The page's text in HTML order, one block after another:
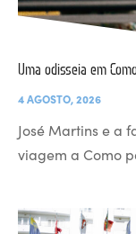
Uma odisseia em
4 AGOSTO, 2026
José Martins e a
viagem a Como